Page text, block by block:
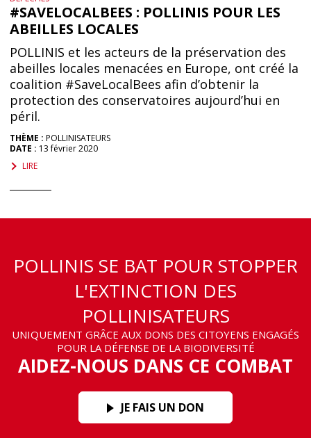
#SAVELOCALBEES : POLLINIS POUR LES
ABEILLES LOCALES
POLLINIS et les acteurs de la préservation des
abeilles locales menacées en Europe, ont créé la
coalition #SaveLocalBees afin d’obtenir la
protection des conservatoires aujourd’hui en
péril.
THÈME : POLLINISATEURS
DATE : 13 février 2020
LIRE
POLLINIS SE BAT POUR STOPPER
L'EXTINCTION DES
POLLINISATEURS
UNIQUEMENT GRÂCE AUX DONS DES CITOYENS ENGAGÉS
POUR LA DÉFENSE DE LA BIODIVERSITÉ
AIDEZ-NOUS DANS CE COMBAT
JE FAIS UN DON